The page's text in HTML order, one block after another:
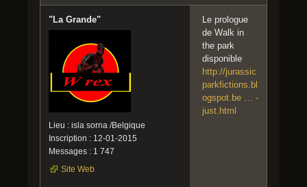
"La Grande"
Lieu : isla sorna /Belgique
Inscription : 12-01-2015
Messages : 1 747
Site Web
Le prologue
de Walk in
the park
disponible
http://jurassic
parkfictions.bl
ogspot.be … -
just.html